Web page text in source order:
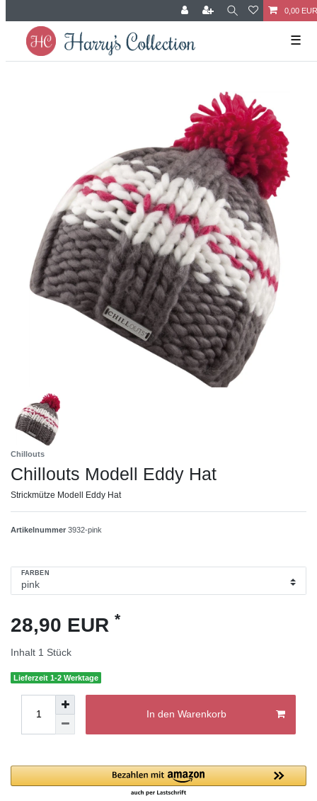
0,00 EUR
☰
Chillouts
Chillouts Modell Eddy Hat
Strickmütze Modell Eddy Hat
Artikelnummer 3932-pink
FARBEN
28,90 EUR *
Inhalt 1 Stück
Lieferzeit 1-2 Werktage
In den Warenkorb